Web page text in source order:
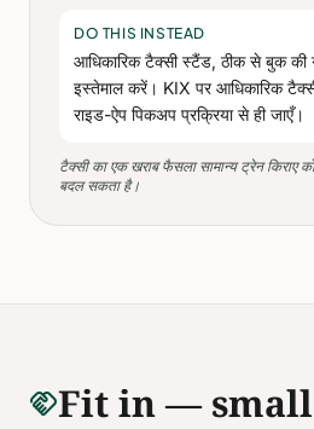
DO THIS INSTEAD
आधिकारिक टैक्सी स्टैंड, ठीक से बुक की
इस्तेमाल करें। KIX पर आधिकारिक
राइड-ऐप पिकअप प्रक्रिया से ही जाएँ।
टैक्सी का एक खराब फैसला सामान्य ट्रेन किराए
बदल सकता है।
handshakeFit in —